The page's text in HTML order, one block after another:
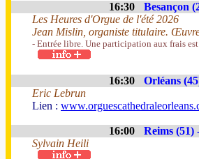
16:30 Besançon
Les Heures d'Orgue de l'été 2026
Jean Mislin, organiste titulaire.
- Entrée libre. Une participation aux frais
16:30 Orléans
Eric Lebrun
Lien :
16:00 Reims (51)
Sylvain Heili